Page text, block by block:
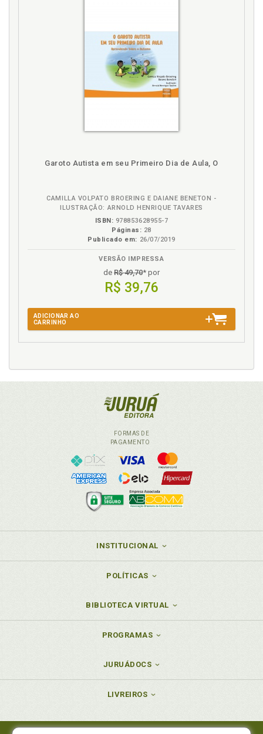
Garoto Autista em seu Primeiro Dia de Aula, O
CAMILLA VOLPATO BROERING E DAIANE BENETON -
ILUSTRAÇÃO: ARNOLD HENRIQUE TAVARES
ISBN: 978853628955-7
Páginas: 28
Publicado em: 26/07/2019
VERSÃO IMPRESSA
de R$ 49,70* por
R$ 39,76
ADICIONAR AO
CARRINHO
FORMAS DE
PAGAMENTO
INSTITUCIONAL
POLÍTICAS
BIBLIOTECA VIRTUAL
PROGRAMAS
JURUÁDOCS
LIVREIROS